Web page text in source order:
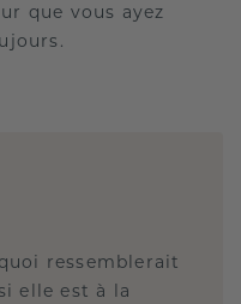
que vous ayez
ressemblerait
elle est à la